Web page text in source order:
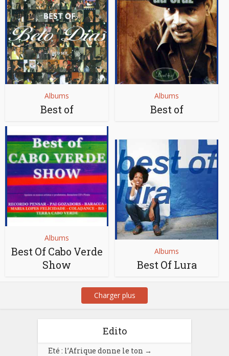
Albums
Best of
Albums
Best of
Albums
Best Of Cabo Verde
Show
Albums
Best Of Lura
Charger plus
Edito
Eté : l’Afrique donne le ton →